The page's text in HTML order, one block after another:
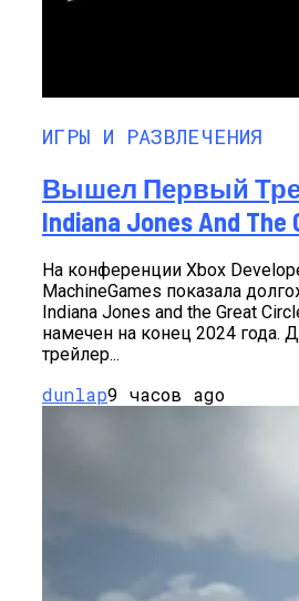
ИГРЫ И РАЗВЛЕЧЕНИЯ
Вышел Первый
Indiana Jones And The
На конференции Xbox
MachineGames показала
Indiana Jones and the Great
намечен на конец 2024 года.
трейлер...
dunlap9 часов ago